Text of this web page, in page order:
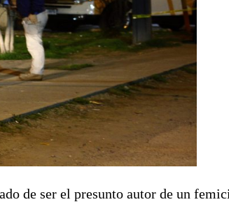
de ser el presunto autor de un